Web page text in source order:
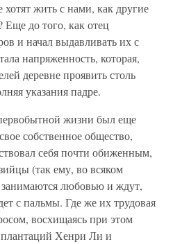
жить с нами, как другие
до того, как отец
и начал выдавливать их с
напряженность, которая,
деревне проявить столь
указания падре.
жизни был еще
собственное общество,
себя почти обиженным,
(так ему, во всяком
занимаются любовью и ждут,
с пальмы. Где же их трудовая
восхищаясь при этом
Хенри Ли и